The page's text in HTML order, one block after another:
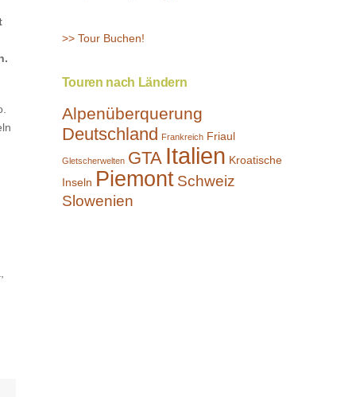
>> Tour Buchen!
Touren nach Ländern
Alpenüberquerung
Deutschland Frankreich Friaul
Gletscherwelten GTA Italien Kroatische
Inseln Piemont Schweiz
Slowenien